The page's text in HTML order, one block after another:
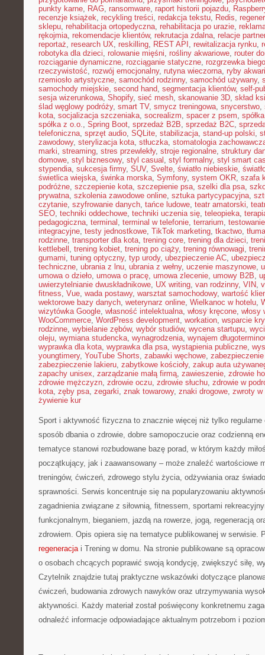
punkty karne, RAG, ransomware, raport historii pojazdu,
recenzje książek, recykling treści, redakcja tekstu, Redis,
sklepu, rehabilitacja ortopedyczna, rehabilitacja po urazie,
rękojmia, rekomendacje klientów, rekrutacja zdalna, relacje
reportaż, research UX, reskilling, REST API , rewitalizacja rynku,
robotyka dla dzieci, rolowanie mięśni, rośliny akwariowe, router
rozciąganie dynamiczne, rozciąganie statyczne, rozgrzewka
rzeczywistość, rozwój emocjonalny, rutyna wieczorna, ryby
rzemiosło artystyczne, samochód rodzinny, samochód używany,
samochody miejskie, second hand, segmentacja klientów, self-
sesja wizerunkowa, Shopify, sieć mesh, skanowanie 3D, skład
ślad węglowy podróży, smart TV, smycz treningowa, snycerstwo,
kota, socjalizacja szczeniaka, socrealizm, spacer z psem,
spółka z o.o., Spring Boot, sprzedaż B2B, sprzedaż B2C,
telefoniczna, sprzęt audio, SQLite, stabilizacja, stand-up polski,
zawodowy, sterylizacja kota, stłuczka, stomatologia
marki, streaming, stres przewlekły, stroje regionalne, struktury
domowe, styl biznesowy, styl casual , styl formalny, styl smart
stypendia, sukcesja firmy, SUV, Svelte, światło niebieskie,
świetlica wiejska, świnka morska, Symfony, system OKR, szafa
podróżne, szczepienie kota, szczepienie psa, szelki dla psa,
prywatna, szkolenia zawodowe online, sztuka partycypacyjna,
czytanie, szyfrowanie danych, tańce ludowe, teatr amatorski,
SEO, techniki oddechowe, techniki uczenia się, teleopieka,
pedagogiczna, terminal , terminal w telefonie, terrarium,
integracyjne, testy jednostkowe, TikTok marketing, tkactwo,
rodzinne, transporter dla kota, trening core, trening dla dzieci,
kettlebell , trening kobiet, trening po ciąży, trening równowagi,
gumami, tuning optyczny, typ urody, ubezpieczenie AC,
techniczne, ubrania z lnu, ubrania z wełny, uczenie maszynowe,
umowa o dzieło, umowa o pracę, umowa zlecenie, umowy B2B,
uwierzytelnianie dwuskładnikowe, UX writing, van rodzinny, VIN,
fitness, Vue, wada postawy, warsztat samochodowy, wartość
wektorowe bazy danych, weterynarz online, Wielkanoc w hotelu,
wizytówka Google, własność intelektualna, włosy kręcone, włosy
WooCommerce, WordPress development, workation, wsparcie
rodzinne, wybielanie zębów, wybór studiów, wycena startupu,
oleju, wymiana studencka, wynagrodzenia, wynajem
wyprawka dla kota, wyprawka dla psa, wystąpienia publiczne,
youngtimery, YouTube Shorts, zabawki węchowe,
zabezpieczenie lakieru, zabytkowe kościoły, zakup auta
zapachy unisex, zarządzanie małą firmą, zawieszenie, zdrowie
zdrowie mężczyzn, zdrowie oczu, zdrowie słuchu, zdrowie w
kota, zęby psa, zegarki, znak towarowy, znaki drogowe, zwroty w
żywienie kur
Sport i aktywność fizyczna to znacznie więcej niż tylko
sposób dbania o zdrowie, dobre samopoczucie oraz codzienną
tematyce stanowi rozbudowane bazę porad, w którym każdy
początkujący, jak i zaawansowany – może znaleźć wartościowe
treningów, ćwiczeń, zdrowego stylu życia, odżywiania oraz
sprawności. Serwis koncentruje się na popularyzowaniu
zagadnienia związane z siłownią, fitnessem, sportami
funkcjonalnym, bieganiem, jazdą na rowerze, jogą, regeneracją
zdrowiem. Opis opiera się na tematyce publikowanej w serwisie.
regeneracjai Trening w domu. Na stronie publikowane są
o osobach chcących poprawić swoją kondycję, zwiększyć siłę,
Czytelnik znajdzie tutaj praktyczne wskazówki dotyczące
ćwiczeń, budowania zdrowych nawyków oraz utrzymywania
aktywności. Każdy materiał został poświęcony konkretnemu
odnaleźć informacje odpowiadające aktualnym potrzebom i